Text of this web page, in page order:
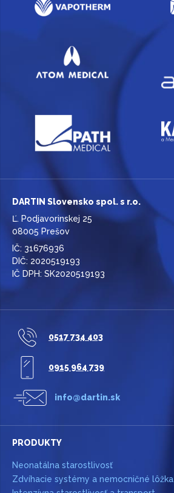
DARTIN Slovensko spol. s r.o.
Ľ. Podjavorinskej 25
08005 Prešov
IČ: 31676936
DIČ: 2020519193
IČ DPH: SK2020519193
0517 734 403
0915 964 739
info@dartin.sk
PRODUKTY
Neonatálna starostlivosť
Zdvíhacie systémy a nemocničné lôžka